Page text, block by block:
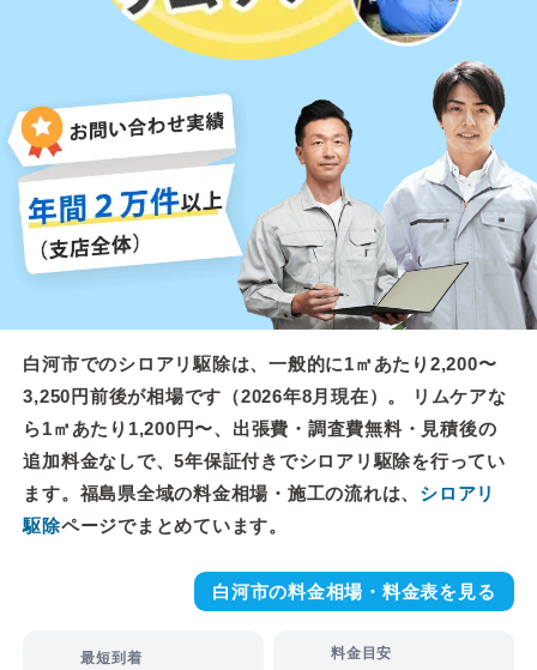
白河市でのシロアリ駆除は、一般的に1㎡あたり2,200〜
3,250円前後が相場です（2026年8月現在）。 リムケアな
ら1㎡あたり1,200円〜、出張費・調査費無料・見積後の
追加料金なしで、5年保証付きでシロアリ駆除を行ってい
ます。福島県全域の料金相場・施工の流れは、 シロアリ
駆除ページでまとめています。
白河市の料金相場・料金表を見る
最短到着 料金目安